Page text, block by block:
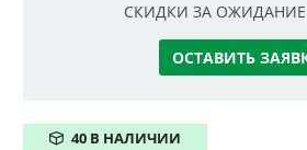
СКИДКИ ЗА ОЖИДАНИЕ
ОСТАВИТЬ
40 В НАЛИЧИИ